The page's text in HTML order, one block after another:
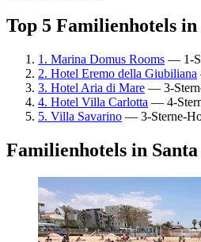
Top 5 Familienhotels
1. Marina Domus Rooms — 1-
2. Hotel Eremo della Giubiliana
3. Hotel Aria di Mare — 3-
4. Hotel Villa Carlotta — 4-
5. Villa Savarino — 3-Sterne-
Familienhotels in